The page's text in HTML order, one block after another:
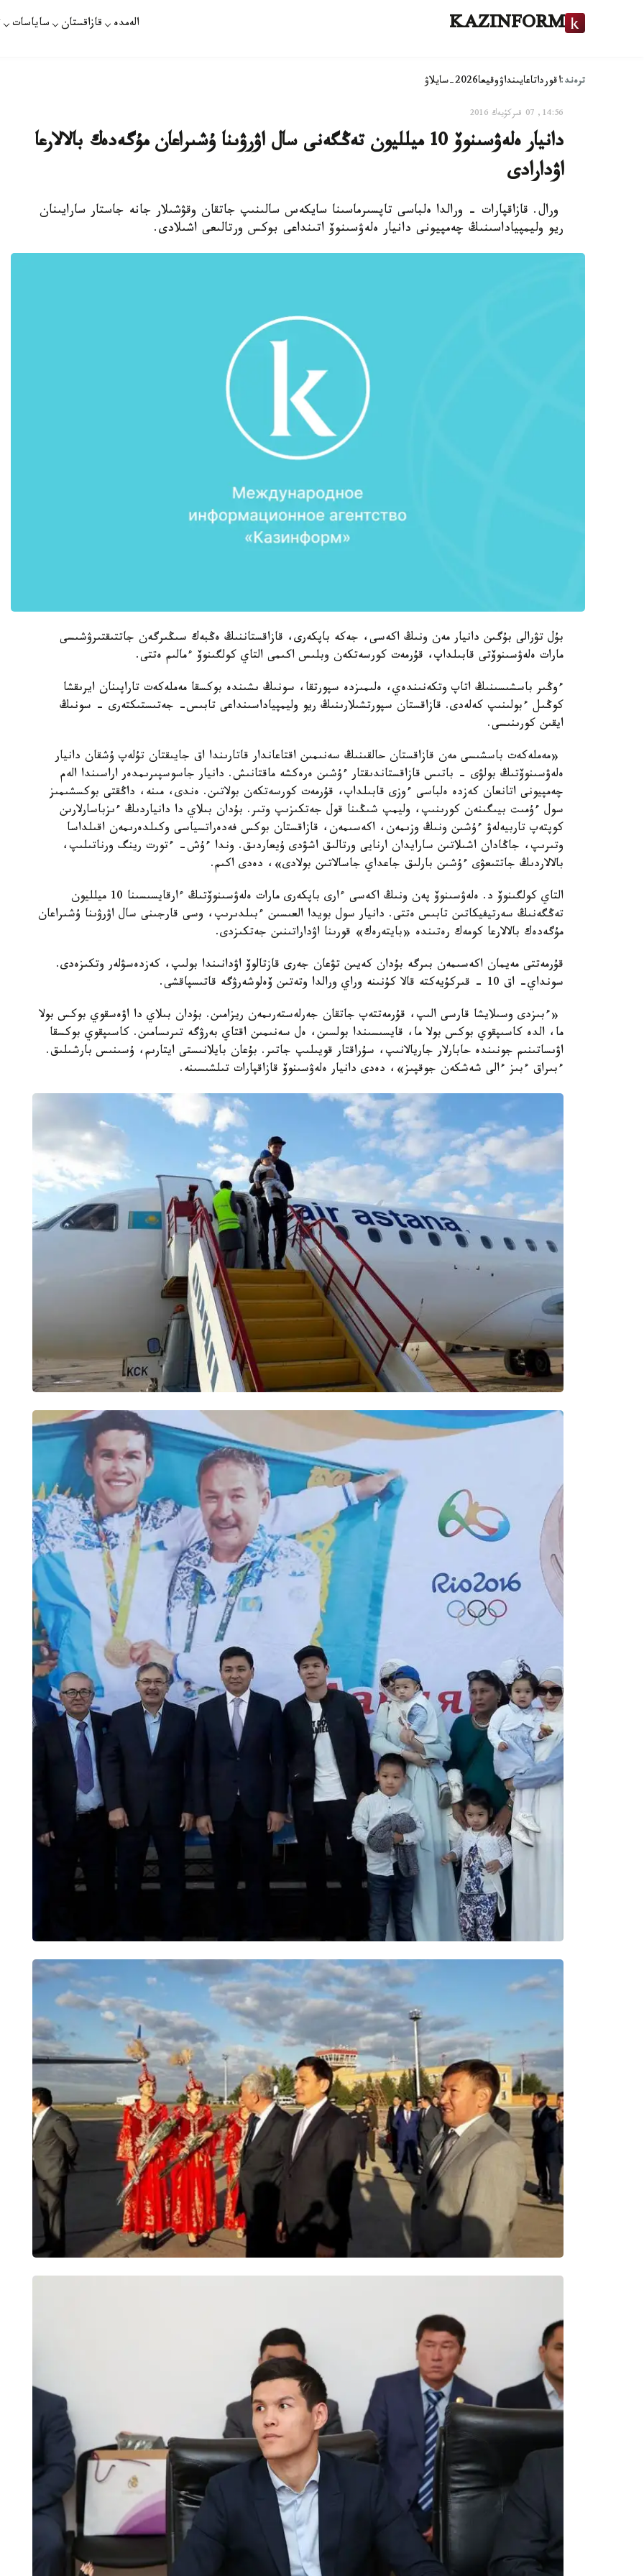
KAZINFORM الەمدە قازاقستان ساياسات
ترەند:اقورداتاعايىنداۋوقيعا2026-سايلاۋ
14:56, 07 قىركۇيەك 2016
دانيار ەلەۋسىنوۆ 10 ميلليون تەڭگەنى سال اۋرۋىنا ۇشىراعان مۇگەدەك بالالارعا
اۋدارادى
ورال. قازاقپارات - ورالدا ەلباسى تاپسىرماسىنا سايكەس سالىنىپ جاتقان وقۋشىلار جانە جاستار سارايىنان
ريو وليمپياداسىنىڭ چەمپيونى دانيار ەلەۋسىنوۆ اتىنداعى بوكس ورتالىعى اشىلادى.
بۇل تۋرالى بۇگىن دانيار مەن ونىڭ اكەسى، جەكە باپكەرى، قازاقستاننىڭ ەڭبەك سىڭىرگەن جاتتىقتىرۋشىسى
مارات ەلەۋسىنوۆتى قابىلداپ، قۇرمەت كورسەتكەن وبلىس اكىمى التاي كولگىنوۆ ءمالىم ەتتى.
ءوڭىر باسشىسىنىڭ اتاپ وتكەنىندەي، ەلىمىزدە سپورتقا، سونىڭ ىشىندە بوكسقا مەملەكەت تاراپىنان ايرىقشا
كوڭىل ءبولىنىپ كەلەدى. قازاقستان سپورتشىلارىنىڭ ريو وليمپياداسىنداعى تابىس- جەتىستىكتەرى - سونىڭ
ايقىن كورىنىسى.
«مەملەكەت باسشىسى مەن قازاقستان حالقىنىڭ سەنىمىن اقتاعاندار قاتارىندا اق جايىقتان تۇلەپ ۇشقان دانيار
ەلەۋسىنوۆتىڭ بولۋى - باتىس قازاقستاندىقتار ءۇشىن ەرەكشە ماقتانىش. دانيار جاسوسپىرىمدەر اراسىندا الەم
چەمپيونى اتانعان كەزدە ەلباسى ءوزى قابىلداپ، قۇرمەت كورسەتكەن بولاتىن. ەندى، مىنە، داڭقتى بوكسشىمىز
سول ءۇمىت بيىگىنەن كورىنىپ، وليمپ شىڭىنا قول جەتكىزىپ وتىر. بۇدان بىلاي دا دانياردىڭ ءىزباسارلارىن
كوپتەپ تاربيەلەۋ ءۇشىن ونىڭ وزىمەن، اكەسىمەن، قازاقستان بوكس فەدەراتسياسى وكىلدەرىمەن اقىلداسا
وتىرىپ، جاڭادان اشىلاتىن سارايدان ارنايى ورتالىق اشۋدى ۇيعاردىق. وندا ءۇش- ءتورت رينگ ورناتىلىپ،
بالالاردىڭ جاتتىعۋى ءۇشىن بارلىق جاعداي جاسالاتىن بولادى»، دەدى اكىم.
التاي كولگىنوۆ د. ەلەۋسىنوۆ پەن ونىڭ اكەسى ءارى باپكەرى مارات ەلەۋسىنوۆتىڭ ءارقايسىسىنا 10 ميلليون
تەڭگەنىڭ سەرتيفيكاتىن تابىس ەتتى. دانيار سول بويدا العىسىن ءبىلدىرىپ، وسى قارجىنى سال اۋرۋىنا ۇشىراعان
مۇگەدەك بالالارعا كومەك رەتىندە «بايتەرەك» قورىنا اۋداراتىنىن جەتكىزدى.
قۇرمەتتى مەيمان اكەسىمەن بىرگە بۇدان كەيىن تۋعان جەرى قازتالوۆ اۋدانىندا بولىپ، كەزدەسۋلەر وتكىزەدى.
سونداي- اق 10 - قىركۇيەكتە قالا كۇنىنە وراي ورالدا وتەتىن ۆەلوشەرۋگە قاتىسپاقشى.
«ءبىزدى وسىلايشا قارسى الىپ، قۇرمەتتەپ جاتقان جەرلەستەرىمەن ريزامىن. بۇدان بىلاي دا اۋەسقوي بوكس بولا
ما، الدە كاسىپقوي بوكس بولا ما، قايسىسىندا بولسىن، ەل سەنىمىن اقتاي بەرۋگە تىرىسامىن. كاسىپقوي بوكسقا
اۋىساتىنىم جونىندە حابارلار جاريالانىپ، سۇراقتار قويىلىپ جاتىر. بۇعان بايلانىستى ايتارىم، ۇسىنىس بارشىلىق.
ءبىراق ءبىز ءالى شەشكەن جوقپىز»، دەدى دانيار ەلەۋسىنوۆ قازاقپارات تىلشىسىنە.